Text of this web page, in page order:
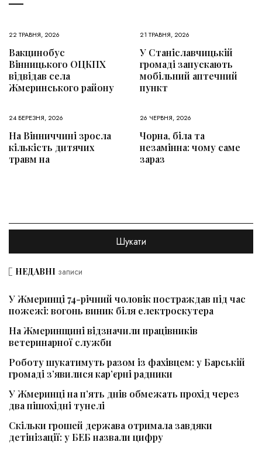
22 ТРАВНЯ, 2026
Вакцинобус
Вінницького ОЦКПХ
відвідав села
Жмеринського району
21 ТРАВНЯ, 2026
У Станіславчицькій
громаді запускають
мобільний аптечний
пункт
24 БЕРЕЗНЯ, 2026
На Вінниччині зросла
кількість дитячих
травм на
26 ЧЕРВНЯ, 2026
Чорна, біла та
незамінна: чому саме
зараз
НЕДАВНІ записи
У Жмеринці 74-річний чоловік постраждав під час
пожежі: вогонь виник біля електроскутера
На Жмеринщині відзначили працівників
ветеринарної служби
Роботу шукатимуть разом із фахівцем: у Барській
громаді з’явилися кар’єрні радники
У Жмеринці на п’ять днів обмежать прохід через
два пішохідні тунелі
Скільки грошей держава отримала завдяки
детінізації: у БЕБ назвали цифру